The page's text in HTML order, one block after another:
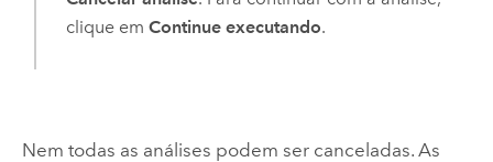
clique em Continue executando.
Nem todas as análises podem ser canceladas. As